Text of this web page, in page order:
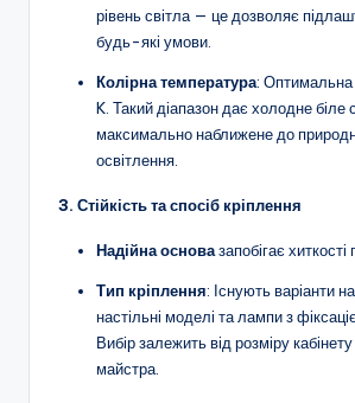
рівень світла — це дозволяє
будь-які умови.
Колірна температура:
K. Такий діапазон дає холодне біле
максимально наближене до
освітлення.
3. Стійкість та спосіб кріплення
Надійна основазапобігає хиткості
Тип кріплення: Існують варіанти
настільні моделі та лампи з
Вибір залежить від розміру
майстра.